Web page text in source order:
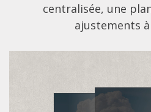
centralisée, une
ajustements